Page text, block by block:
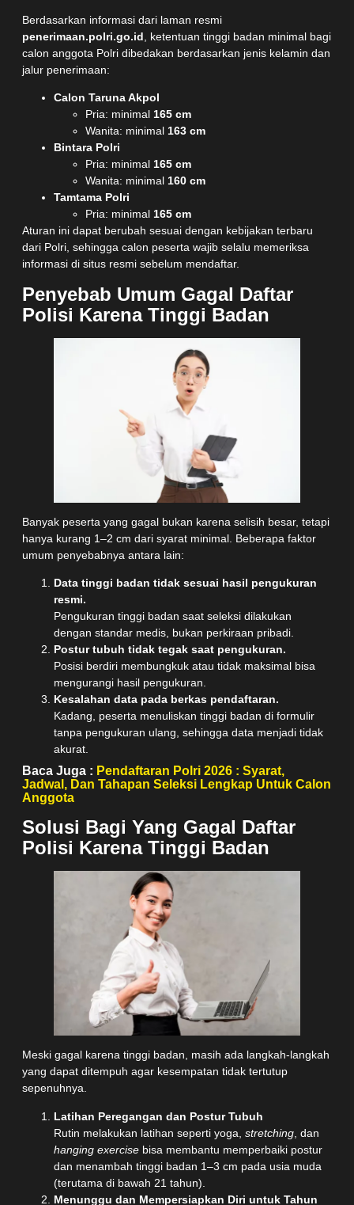
Berdasarkan informasi dari laman resmi
penerimaan.polri.go.id , ketentuan tinggi badan minimal bagi
calon anggota Polri dibedakan berdasarkan jenis kelamin dan
jalur penerimaan:
Calon Taruna Akpol
Pria: minimal 165 cm
Wanita: minimal 163 cm
Bintara Polri
Pria: minimal 165 cm
Wanita: minimal 160 cm
Tamtama Polri
Pria: minimal 165 cm
Aturan ini dapat berubah sesuai dengan kebijakan terbaru
dari Polri, sehingga calon peserta wajib selalu memeriksa
informasi di situs resmi sebelum mendaftar.
Penyebab Umum Gagal Daftar
Polisi Karena Tinggi Badan
Banyak peserta yang gagal bukan karena selisih besar, tetapi
hanya kurang 1–2 cm dari syarat minimal. Beberapa faktor
umum penyebabnya antara lain:
Data tinggi badan tidak sesuai hasil pengukuran
resmi.
Pengukuran tinggi badan saat seleksi dilakukan
dengan standar medis, bukan perkiraan pribadi.
Postur tubuh tidak tegak saat pengukuran.
Posisi berdiri membungkuk atau tidak maksimal bisa
mengurangi hasil pengukuran.
Kesalahan data pada berkas pendaftaran.
Kadang, peserta menuliskan tinggi badan di formulir
tanpa pengukuran ulang, sehingga data menjadi tidak
akurat.
Baca Juga : Pendaftaran Polri 2026 : Syarat,
Jadwal, Dan Tahapan Seleksi Lengkap Untuk Calon
Anggota
Solusi Bagi Yang Gagal Daftar
Polisi Karena Tinggi Badan
Meski gagal karena tinggi badan, masih ada langkah-langkah
yang dapat ditempuh agar kesempatan tidak tertutup
sepenuhnya.
Latihan Peregangan dan Postur Tubuh
Rutin melakukan latihan seperti yoga, stretching , dan
hanging exercise bisa membantu memperbaiki postur
dan menambah tinggi badan 1–3 cm pada usia muda
(terutama di bawah 21 tahun).
Menunggu dan Mempersiapkan Diri untuk Tahun